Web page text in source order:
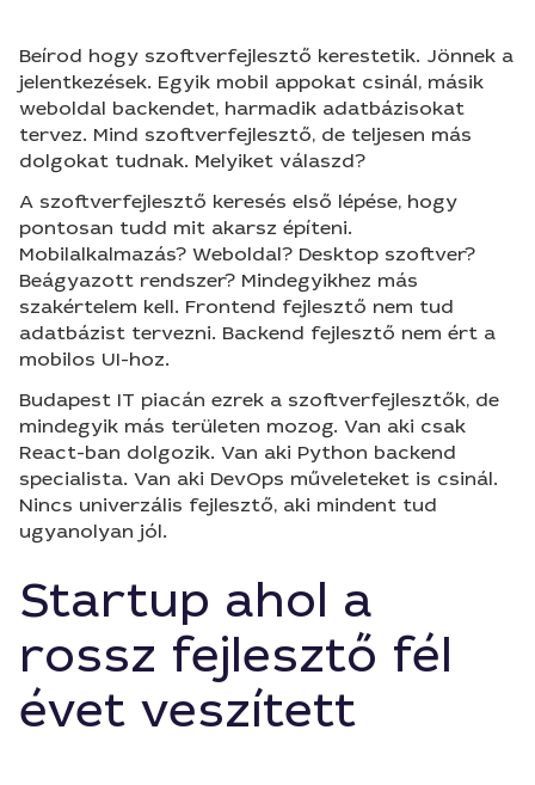
Beírod hogy szoftverfejlesztő kerestetik. Jönnek a
jelentkezések. Egyik mobil appokat csinál, másik
weboldal backendet, harmadik adatbázisokat
tervez. Mind szoftverfejlesztő, de teljesen más
dolgokat tudnak. Melyiket válaszd?
A szoftverfejlesztő keresés első lépése, hogy
pontosan tudd mit akarsz építeni.
Mobilalkalmazás? Weboldal? Desktop szoftver?
Beágyazott rendszer? Mindegyikhez más
szakértelem kell. Frontend fejlesztő nem tud
adatbázist tervezni. Backend fejlesztő nem ért a
mobilos UI-hoz.
Budapest IT piacán ezrek a szoftverfejlesztők, de
mindegyik más területen mozog. Van aki csak
React-ban dolgozik. Van aki Python backend
specialista. Van aki DevOps műveleteket is csinál.
Nincs univerzális fejlesztő, aki mindent tud
ugyanolyan jól.
Startup ahol a
rossz fejlesztő fél
évet veszített